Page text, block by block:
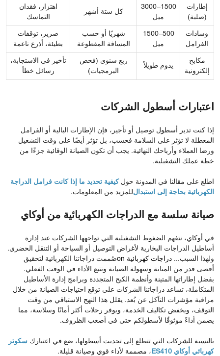
إطارات
(صلبة)
1500–3000
ميل
كل ستة أشهر
اهتزاز، فقدان
التماسك
وسادات
الفرامل
500–1500
ميل
شهريًا أو حسب
المسافة المقطوعة
صرير، توقفات
بطيئة، أذرع ناعمة
مكابح
إلكترونية
يدوم طويلاً
ربع سنوي (فحص
البرمجيات)
تأخير في الاستجابة،
رسائل خطأ
اعتبارات أسطول الشركات
إذا كنت تدير أسطول توصيل أو تأجير، فإن الإطارات البالية أو الفرامل
المعطلة لا تؤثر على السلامة فحسب، بل تؤثر أيضًا على وقت التشغيل
ورضا العملاء وأرباحك النهائية. يجب أن تكون الصيانة الوقائية جزءًا من
خطة عملك التشغيلية.
اطلع على مقالنا في المدونة حول كيفية تحديد ما إذا كانت فرامل الدراجة
الكهربائية بحاجة إلى استبدالللمزيد من المعلومات.
صيانة سلسة مع الدراجات الكهربائية من أوكاي
في أوكاي، نتفهم الضغوط التشغيلية التي تواجهها الشركات عند إدارة
أساطيل الدراجات البخارية لأغراض التوصيل أو السياحة أو التنقل الحضري.
ولهذا السبب... دراجات كهربائية
صُممت دراجاتنا الكهربائية لتحقيق
أقصى قدر من المتانة وسهولة الصيانة وتتبع الأداء في الوقت الفعلي.
بفضل إطاراتها المتينة وأنظمة الكبح المتجددة وبرامج إدارة الأساطيل
المتكاملة، تساعد دراجاتنا الشركات على توقع احتياجات الصيانة من خلال
مراقبة مؤشرات التآكل عن بُعد. يقلل هذا النهج الاستباقي من وقت
التوقف، ويخفض تكاليف الخدمة، ويوفر رحلات أكثر أمانًا وسلاسة، مما
يضمن أداءً موثوقًا لأسطولكم حتى في أصعب الظروف.
بالنسبة للشركات التي تتطلع إلى تحديث أسطولها، ضع في اعتبارك سكوتر
كهربائي أوكاي ES410
، مصممة لأداء قوي وصيانة قليلة.